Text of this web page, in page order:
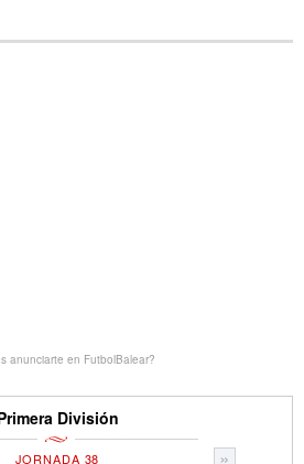
anunciarte en FutbolBalear?
División
»
JORNADA 38